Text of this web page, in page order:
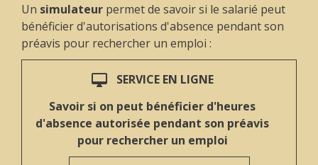
Un simulateur permet de savoir si le salarié peut
bénéficier d'autorisations d'absence pendant son
préavis pour rechercher un emploi :
desktop_mac
SERVICE EN LIGNE
Savoir si on peut bénéficier d'heures
d'absence autorisée pendant son préavis
pour rechercher un emploi